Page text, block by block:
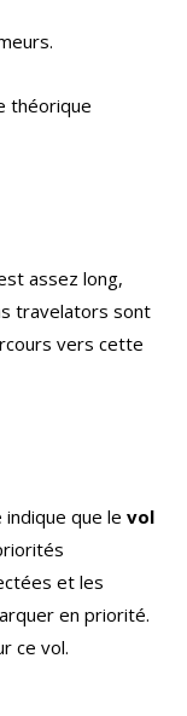
théorique
assez long,
travelators sont
vers cette
que le vol
et les
en priorité.
ce vol.